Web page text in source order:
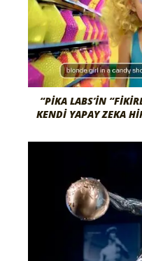
“PIKA LABS’IN
KENDI YAPAY ZEKA